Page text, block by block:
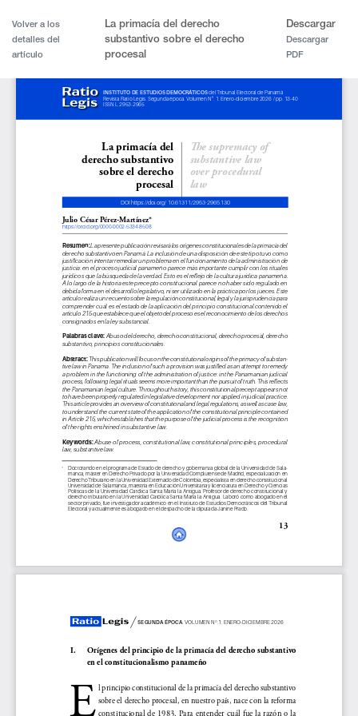
Volver a los
detalles del
artículo
La primacía del derecho
substantivo sobre el derecho
procesal
Descargar
Descargar
PDF